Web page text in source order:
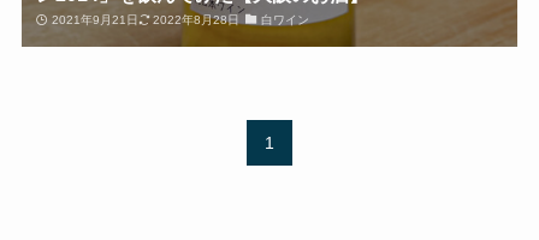
2021年9月21日 2022年8月28日 白ワイン
1